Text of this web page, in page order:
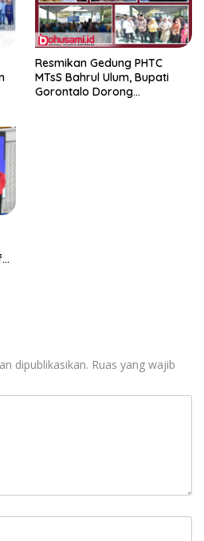
Resmikan Gedung PHTC
MTsS Bahrul Ulum, Bupati
Gorontalo Dorong
dipublikasikan. Ruas yang wajib